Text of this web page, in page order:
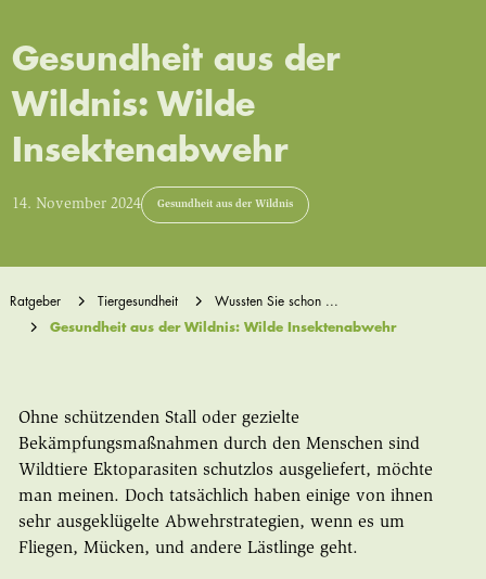
Gesundheit aus der
Wildnis: Wilde
Insektenabwehr
14. November 2024 Gesundheit aus der Wildnis
Ratgeber Tiergesundheit
Wussten Sie schon ...
Gesundheit aus der Wildnis: Wilde Insektenabwehr
Ohne schützenden Stall oder gezielte
Bekämpfungsmaßnahmen durch den Menschen sind
Wildtiere Ektoparasiten schutzlos ausgeliefert, möchte
man meinen. Doch tatsächlich haben einige von ihnen
sehr ausgeklügelte Abwehrstrategien, wenn es um
Fliegen, Mücken, und andere Lästlinge geht.